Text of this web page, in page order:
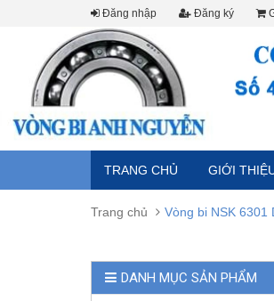
Đăng nhập Đăng ký
TRANG CHỦ GIỚI
Trang chủ Vòng bi NSK 6301
DANH MỤC SẢN PHẨM